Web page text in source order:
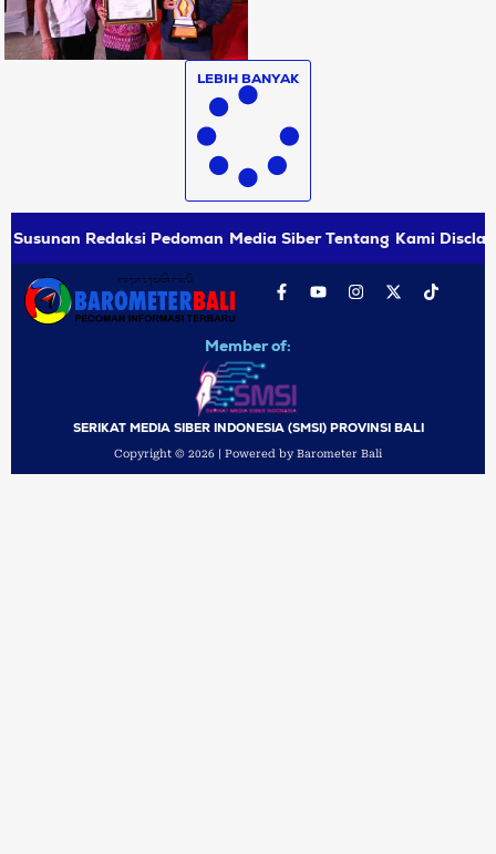
LEBIH BANYAK
Susunan Redaksi Pedoman Media Siber Tentang Kami
Member of:
SERIKAT MEDIA SIBER INDONESIA (SMSI) PROVINSI BALI
Copyright © 2026 | Powered by Barometer Bali